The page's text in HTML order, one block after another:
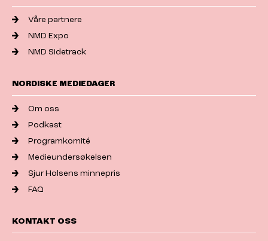
Våre partnere
NMD Expo
NMD Sidetrack
NORDISKE MEDIEDAGER
Om oss
Podkast
Programkomité
Medieundersøkelsen
Sjur Holsens minnepris
FAQ
KONTAKT OSS